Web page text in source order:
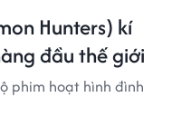
Hunters) kí
đầu thế giới
phim hoạt hình đình